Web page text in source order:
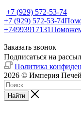
+7 (929) 572-53-74
+7 (929) 572-53-74
+74993917131
Заказать звонок
Подписаться на
Политика
2026 © Империя Печей
Найти